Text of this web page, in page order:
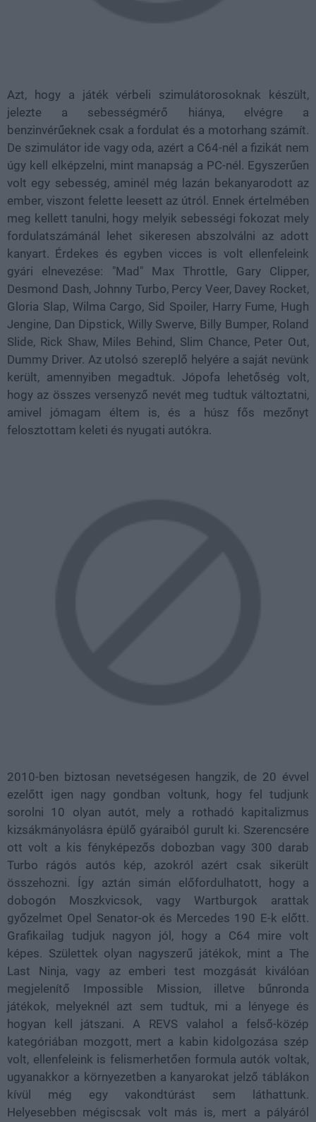
Azt, hogy a játék vérbeli szimulátorosoknak készült,
jelezte a sebességmérő hiánya, elvégre a
benzinvérűeknek csak a fordulat és a motorhang számít.
De szimulátor ide vagy oda, azért a C64-nél a fizikát nem
úgy kell elképzelni, mint manapság a PC-nél. Egyszerűen
volt egy sebesség, aminél még lazán bekanyarodott az
ember, viszont felette leesett az útról. Ennek értelmében
meg kellett tanulni, hogy melyik sebességi fokozat mely
fordulatszámánál lehet sikeresen abszolválni az adott
kanyart. Érdekes és egyben vicces is volt ellenfeleink
gyári elnevezése: "Mad" Max Throttle, Gary Clipper,
Desmond Dash, Johnny Turbo, Percy Veer, Davey Rocket,
Gloria Slap, Wilma Cargo, Sid Spoiler, Harry Fume, Hugh
Jengine, Dan Dipstick, Willy Swerve, Billy Bumper, Roland
Slide, Rick Shaw, Miles Behind, Slim Chance, Peter Out,
Dummy Driver. Az utolsó szereplő helyére a saját nevünk
került, amennyiben megadtuk. Jópofa lehetőség volt,
hogy az összes versenyző nevét meg tudtuk változtatni,
amivel jómagam éltem is, és a húsz fős mezőnyt
felosztottam keleti és nyugati autókra.
2010-ben biztosan nevetségesen hangzik, de 20 évvel
ezelőtt igen nagy gondban voltunk, hogy fel tudjunk
sorolni 10 olyan autót, mely a rothadó kapitalizmus
kizsákmányolásra épülő gyáraiból gurult ki. Szerencsére
ott volt a kis fényképezős dobozban vagy 300 darab
Turbo rágós autós kép, azokról azért csak sikerült
összehozni. Így aztán simán előfordulhatott, hogy a
dobogón Moszkvicsok, vagy Wartburgok arattak
győzelmet Opel Senator-ok és Mercedes 190 E-k előtt.
Grafikailag tudjuk nagyon jól, hogy a C64 mire volt
képes. Születtek olyan nagyszerű játékok, mint a The
Last Ninja, vagy az emberi test mozgását kiválóan
megjelenítő Impossible Mission, illetve bűnronda
játékok, melyeknél azt sem tudtuk, mi a lényege és
hogyan kell játszani. A REVS valahol a felső-közép
kategóriában mozgott, mert a kabin kidolgozása szép
volt, ellenfeleink is felismerhetően formula autók voltak,
ugyanakkor a környezetben a kanyarokat jelző táblákon
kívül még egy vakondtúrást sem láthattunk.
Helyesebben mégiscsak volt más is, mert a pályáról